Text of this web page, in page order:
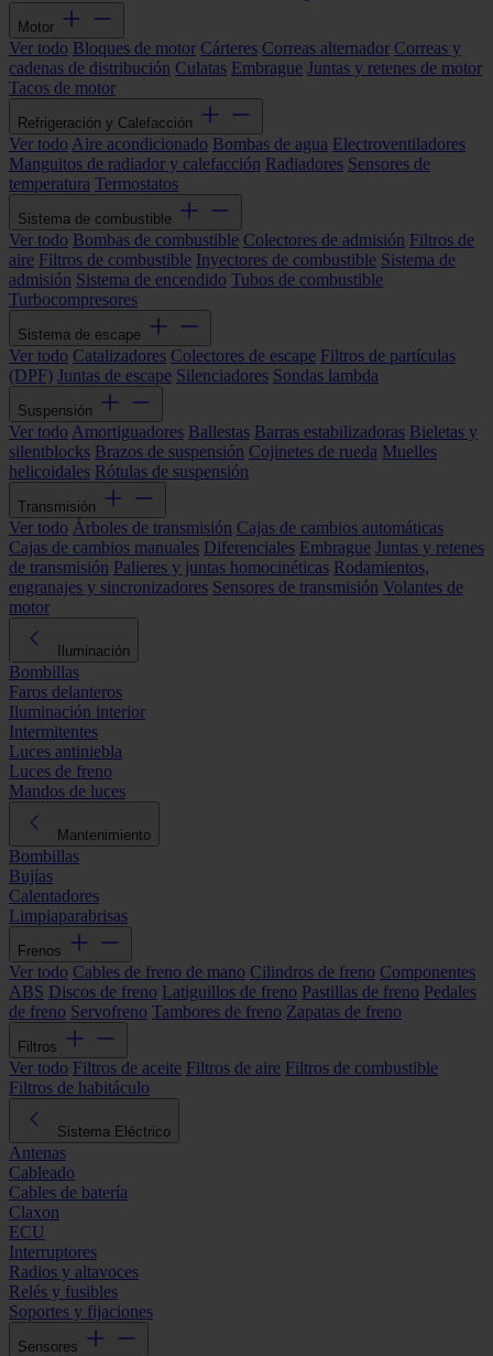
Motor
Ver todo Bloques de motor Cárteres Correas alternador Correas y
cadenas de distribución Culatas Embrague Juntas y retenes de motor
Tacos de motor
Refrigeración y Calefacción
Ver todo Aire acondicionado Bombas de agua Electroventiladores
Manguitos de radiador y calefacción Radiadores Sensores de
temperatura Termostatos
Sistema de combustible
Ver todo Bombas de combustible Colectores de admisión Filtros de
aire Filtros de combustible Inyectores de combustible Sistema de
admisión Sistema de encendido Tubos de combustible
Turbocompresores
Sistema de escape
Ver todo Catalizadores Colectores de escape Filtros de partículas
(DPF) Juntas de escape Silenciadores Sondas lambda
Suspensión
Ver todo Amortiguadores Ballestas Barras estabilizadoras Bieletas y
silentblocks Brazos de suspensión Cojinetes de rueda Muelles
helicoidales Rótulas de suspensión
Transmisión
Ver todo Árboles de transmisión Cajas de cambios automáticas
Cajas de cambios manuales Diferenciales Embrague Juntas y retenes
de transmisión Palieres y juntas homocinéticas Rodamientos,
engranajes y sincronizadores Sensores de transmisión Volantes de
motor
Iluminación
Bombillas
Faros delanteros
Iluminación interior
Intermitentes
Luces antiniebla
Luces de freno
Mandos de luces
Mantenimiento
Bombillas
Bujías
Calentadores
Limpiaparabrisas
Frenos
Ver todo Cables de freno de mano Cilindros de freno Componentes
ABS Discos de freno Latiguillos de freno Pastillas de freno Pedales
de freno Servofreno Tambores de freno Zapatas de freno
Filtros
Ver todo Filtros de aceite Filtros de aire Filtros de combustible
Filtros de habitáculo
Sistema Eléctrico
Antenas
Cableado
Cables de batería
Claxon
ECU
Interruptores
Radios y altavoces
Relés y fusibles
Soportes y fijaciones
Sensores